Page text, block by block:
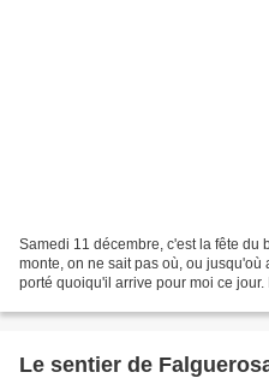
Samedi 11 décembre, c'est la fête du
monte, on ne sait pas où, ou jusqu'où
porté quoiqu'il arrive pour moi ce
Le sentier de